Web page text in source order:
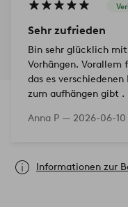
Sehr zufrieden
Bin sehr glücklich
Vorhängen. Vorallem
das es verschiedenen
zum aufhängen gibt .
Anna P — 2026-06-10
Informationen zur